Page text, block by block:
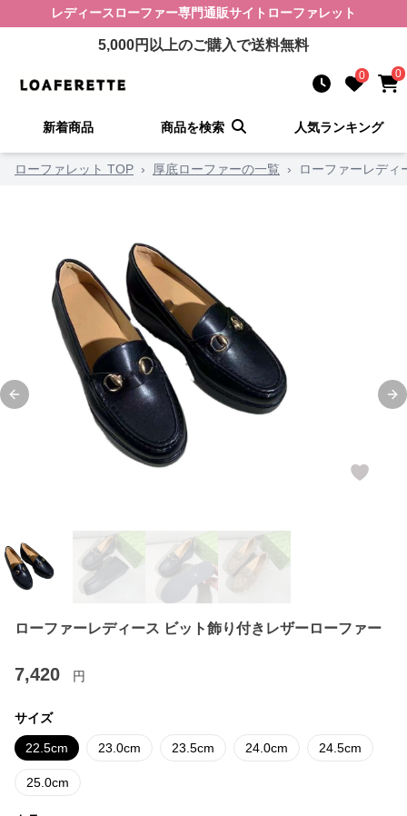
レディースローファー専門通販サイト ローファレット
5,000円以上のご購入で送料無料
0 0
新着商品 商品を検索 人気ランキング
ローファレット TOP › 厚底ローファーの一覧 › ローファーレディ
Previous slide
ローファーレディース ビット飾り付きレザーローファー
7,420 円
サイズ
22.5cm 23.0cm 23.5cm 24.0cm 24.5cm
25.0cm